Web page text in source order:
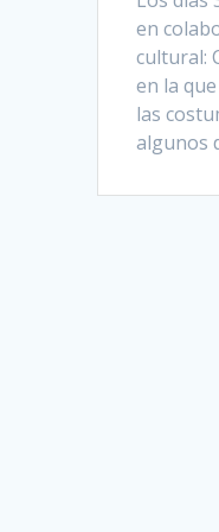
en
cultural:
en la
las
algunos